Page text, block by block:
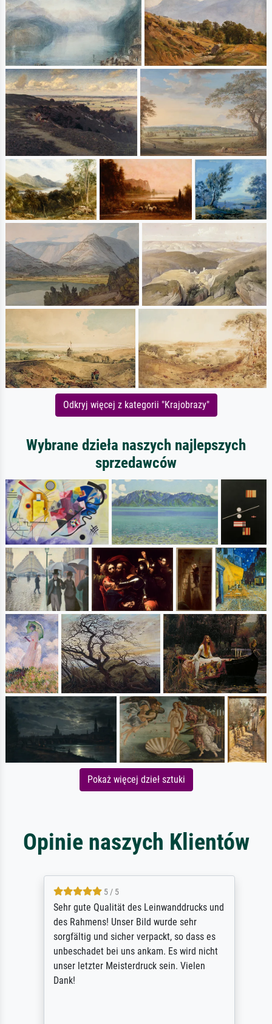
Odkryj więcej z kategorii "Krajobrazy"
Wybrane dzieła naszych najlepszych
sprzedawców
Pokaż więcej dzieł sztuki
Opinie naszych Klientów
5 / 5
Sehr gute Qualität des Leinwanddrucks und
des Rahmens! Unser Bild wurde sehr
sorgfältig und sicher verpackt, so dass es
unbeschadet bei uns ankam. Es wird nicht
unser letzter Meisterdruck sein. Vielen
Dank!